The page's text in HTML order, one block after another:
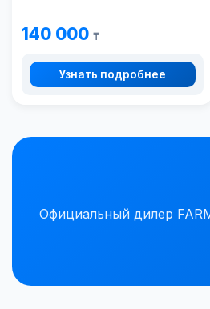
140 000 ₸
Узнать подробнее
Официальный дилер